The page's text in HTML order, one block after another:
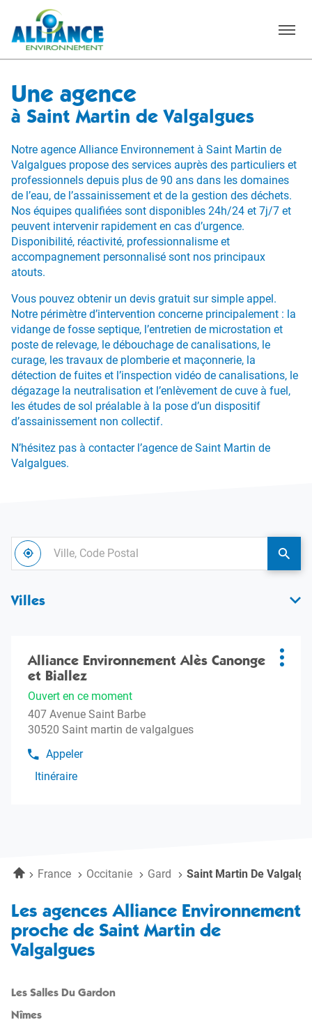
Menu
Une agence
à Saint Martin de Valgalgues
Notre agence Alliance Environnement à Saint Martin de
Valgalgues propose des services auprès des particuliers et
professionnels depuis plus de 90 ans dans les domaines
de l’eau, de l’assainissement et de la gestion des déchets.
Nos équipes qualifiées sont disponibles 24h/24 et 7j/7 et
peuvent intervenir rapidement en cas d’urgence.
Disponibilité, réactivité, professionnalisme et
accompagnement personnalisé sont nos principaux
atouts.
Vous pouvez obtenir un devis gratuit sur simple appel.
Notre périmètre d’intervention concerne principalement : la
vidange de fosse septique, l’entretien de microstation et
poste de relevage, le débouchage de canalisations, le
curage, les travaux de plomberie et maçonnerie, la
détection de fuites et l’inspection vidéo de canalisations, le
dégazage la neutralisation et l’enlèvement de cuve à fuel,
les études de sol préalable à la pose d’un dispositif
d’assainissement non collectif.
N’hésitez pas à contacter l’agence de Saint Martin de
Valgalgues.
À
proximité
,
trouver
agence
Ville,
Code
Postal
une
Villes
touche
ENTRÉE
pour
obtenir
amples
Agence
:
Alliance Environnement Alès Canonge
et Biallez
Ouvert en ce moment
407 Avenue Saint Barbe
30520 Saint martin de valgalgues
Appeler
Afficher
Alès
et
Biallez
Itinéraire
jusqu'à
et
Plus
AccueilFrance Occitanie Gard Saint Martin De
Les agences Alliance Environnement
proche de Saint Martin de
Valgalgues
Les Salles Du Gardon
Nîmes